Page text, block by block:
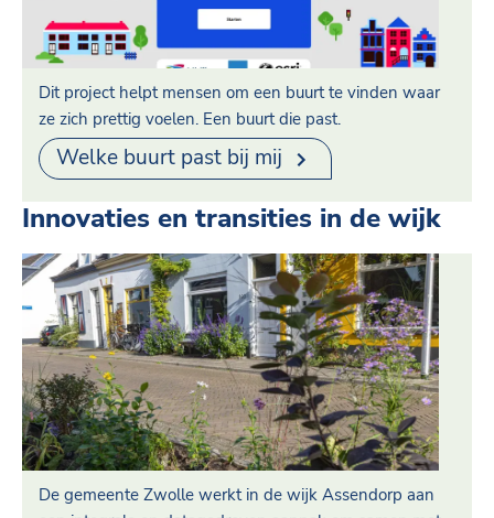
Dit project helpt mensen om een buurt te vinden waar
ze zich prettig voelen. Een buurt die past.
Welke buurt past bij mij
Innovaties en transities in de wijk
De gemeente Zwolle werkt in de wijk Assendorp aan